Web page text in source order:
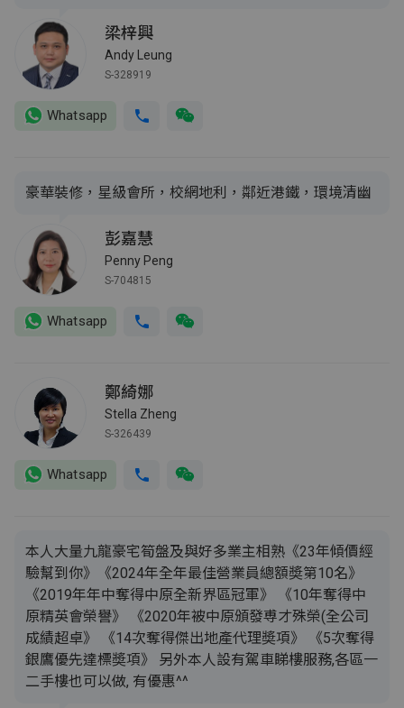
梁梓興
Andy Leung
S-328919
Whatsapp
豪華裝修，星級會所，校網地利，鄰近港鐵，環境清幽
彭嘉慧
Penny Peng
S-704815
Whatsapp
鄭綺娜
Stella Zheng
S-326439
Whatsapp
本人大量九龍豪宅筍盤及與好多業主相熟《23年傾價經
驗幫到你》《2024年全年最佳營業員總額奬第10名》
《2019年年中奪得中原全新界區冠軍》 《10年奪得中
原精英會榮譽》 《2020年被中原頒發尃才殊榮(全公司
成績超卓》 《14次奪得傑出地產代理奬項》 《5次奪得
銀鷹優先達標奬項》 另外本人設有駕車睇樓服務,各區一
二手樓也可以做, 有優惠^^